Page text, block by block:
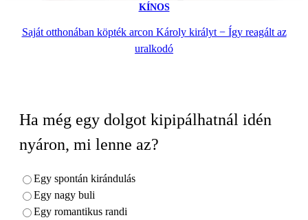
KÍNOS
Saját otthonában köpték arcon Károly királyt − Így reagált az
uralkodó
Ha még egy dolgot kipipálhatnál idén
nyáron, mi lenne az?
Egy spontán kirándulás
Egy nagy buli
Egy romantikus randi